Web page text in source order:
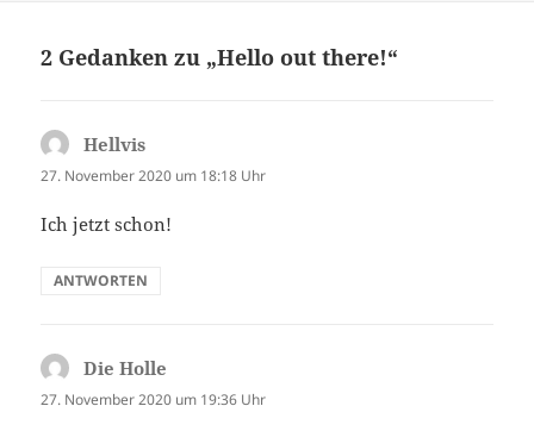
2 Gedanken zu „Hello out there!“
Hellvis
27. November 2020 um 18:18 Uhr
Ich jetzt schon!
ANTWORTEN
Die Holle
27. November 2020 um 19:36 Uhr